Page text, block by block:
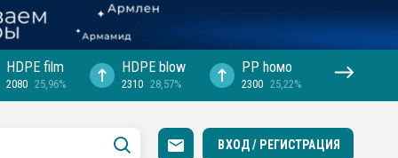
HDPE film
2080 25,96%
HDPE blow
2310 28,57%
PP hомо
2300 25,22%
ВХОД / РЕГИСТРАЦИЯ